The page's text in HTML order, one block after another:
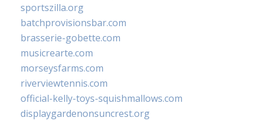
sportszilla.org
batchprovisionsbar.com
brasserie-gobette.com
musicrearte.com
morseysfarms.com
riverviewtennis.com
official-kelly-toys-squishmallows.com
displaygardenonsuncrest.org